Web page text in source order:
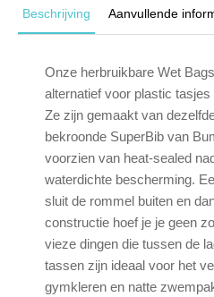
Beschrijving Aanvullende
Onze herbruikbare Wet
alternatief voor plastic
Ze zijn gemaakt van
bekroonde SuperBib van
voorzien van heat-sealed
waterdichte bescherming.
sluit de rommel buiten en
constructie hoef je je geen
vieze dingen die tussen de
tassen zijn ideaal voor het
gymkleren en natte